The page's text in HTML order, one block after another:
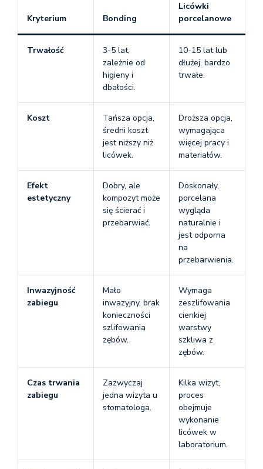
Kryterium Bonding
Licówki
porcelanowe
Trwałość
3-5 lat,
zależnie od
higieny i
dbałości.
10-15 lat lub
dłużej, bardzo
trwałe.
Koszt
Tańsza opcja,
średni koszt
jest niższy niż
licówek.
Droższa opcja,
wymagająca
więcej pracy i
materiałów.
Efekt
estetyczny
Dobry, ale
kompozyt może
się ścierać i
przebarwiać.
Doskonały,
porcelana
wygląda
naturalnie i
jest odporna
na
przebarwienia.
Inwazyjność
zabiegu
Mało
inwazyjny, brak
konieczności
szlifowania
zębów.
Wymaga
zeszlifowania
cienkiej
warstwy
szkliwa z
zębów.
Czas trwania
zabiegu
Zazwyczaj
jedna wizyta u
stomatologa.
Kilka wizyt,
proces
obejmuje
wykonanie
licówek w
laboratorium.